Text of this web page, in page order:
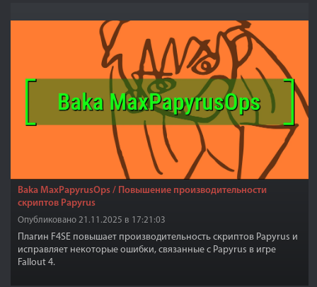
Baka MaxPapyrusOps / Повышение производительности
скриптов Papyrus
Опубликовано 21.11.2025 в 17:21:03
Плагин F4SE повышает производительность скриптов Papyrus и
исправляет некоторые ошибки, связанные с Papyrus в игре
Fallout 4.